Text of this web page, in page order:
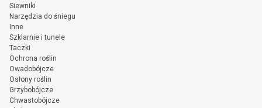
Siewniki
Narzędzia do śniegu
Inne
Szklarnie i tunele
Taczki
Ochrona roślin
Owadobójcze
Osłony roślin
Grzybobójcze
Chwastobójcze